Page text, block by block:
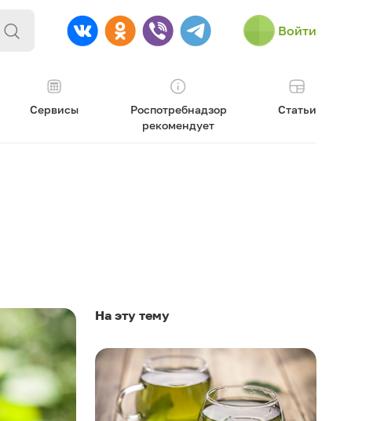
Войти
Сервисы
Роспотребнадзор
рекомендует
Статьи
На эту тему